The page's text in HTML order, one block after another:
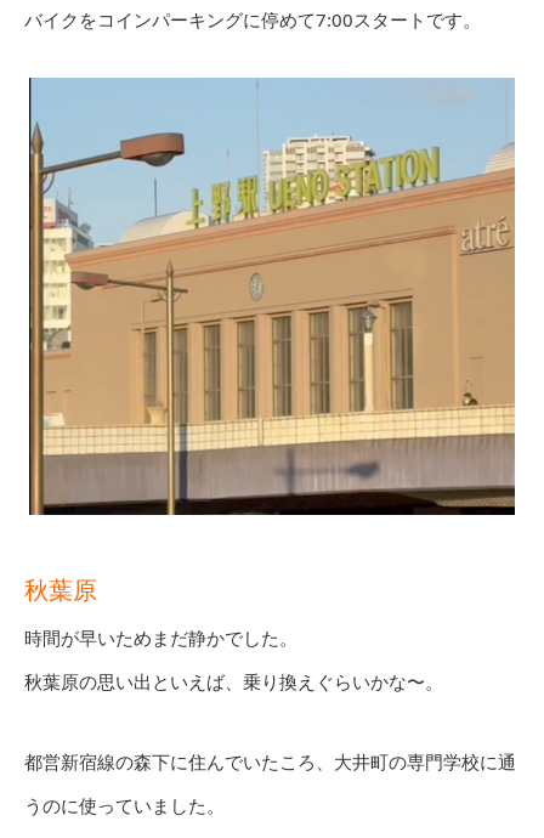
バイクをコインパーキングに停めて7:00スタートです。
秋葉原
時間が早いためまだ静かでした。
秋葉原の思い出といえば、乗り換えぐらいかな〜。
都営新宿線の森下に住んでいたころ、大井町の専門学校に通
うのに使っていました。